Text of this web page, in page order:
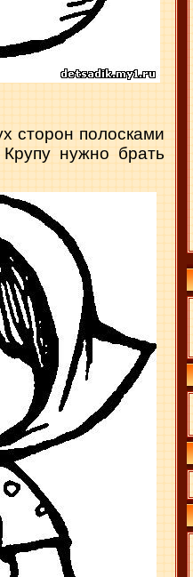
сторон полосками
нужно брать